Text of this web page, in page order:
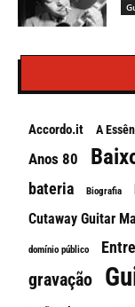
Accordo.it A
Anos 80
bateria Biografia
Cutaway Guitar
domínio público
gravação